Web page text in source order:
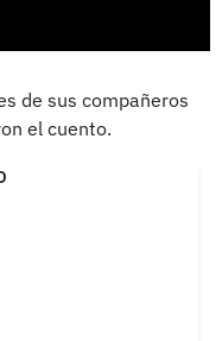
de sus compañeros
el cuento.